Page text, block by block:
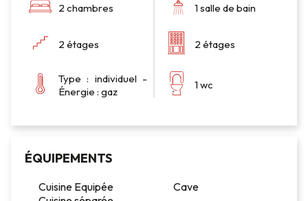
2 chambres 1 salle de bain
2 étages 2 étages
Type : individuel -
Énergie : gaz
1 wc
ÉQUIPEMENTS
Cuisine Equipée
Cave